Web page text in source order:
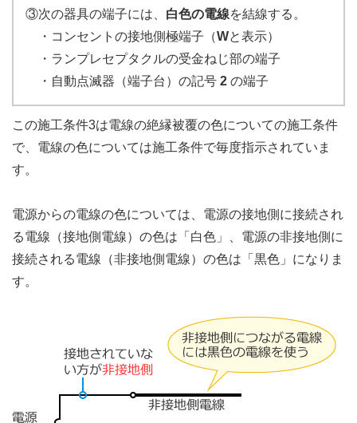
③次の器具の端子には、 白色の電線を結線する。
・コンセントの接地側極端子（Wと表示）
・ランプレセプタクルの受金ねじ部の端子
・自動点滅器（端子台）の記号 2 の端子
この施工条件3は電線の絶縁被覆の色についての施工条件
で、電線の色については施工条件で毎度指示されていま
す。
電源からの電線の色については、電源の接地側に接続され
る電線（接地側電線）の色は「白色」、電源の非接地側に
接続される電線（非接地側電線）の色は「黒色」になりま
す。